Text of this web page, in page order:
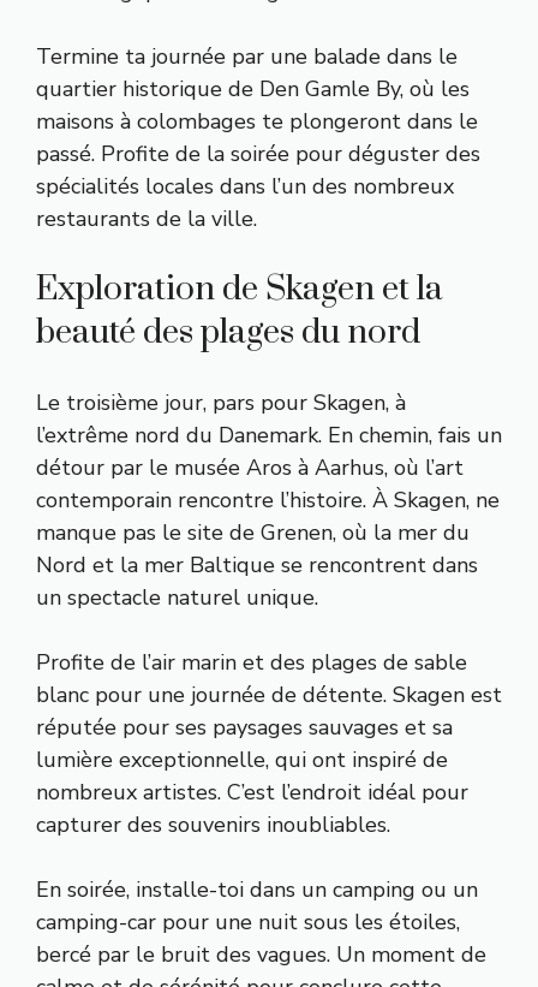
Termine ta journée par une balade dans le
quartier historique de Den Gamle By, où les
maisons à colombages te plongeront dans le
passé. Profite de la soirée pour déguster des
spécialités locales dans l’un des nombreux
restaurants de la ville.
Exploration de Skagen et la
beauté des plages du nord
Le troisième jour, pars pour Skagen, à
l’extrême nord du Danemark. En chemin, fais un
détour par le musée Aros à Aarhus, où l’art
contemporain rencontre l’histoire. À Skagen, ne
manque pas le site de Grenen, où la mer du
Nord et la mer Baltique se rencontrent dans
un spectacle naturel unique.
Profite de l’air marin et des plages de sable
blanc pour une journée de détente. Skagen est
réputée pour ses paysages sauvages et sa
lumière exceptionnelle, qui ont inspiré de
nombreux artistes. C’est l’endroit idéal pour
capturer des souvenirs inoubliables.
En soirée, installe-toi dans un camping ou un
camping-car pour une nuit sous les étoiles,
bercé par le bruit des vagues. Un moment de